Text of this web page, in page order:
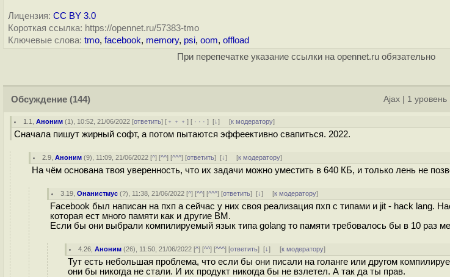
Лицензия: CC BY 3.0
Короткая ссылка: https://opennet.ru/57383-tmo
Ключевые слова: tmo, facebook, memory, psi, oom, offload
При перепечатке указание ссылки на opennet.ru обязательно
Обсуждение (144) Ajax 1 уровень
1.1 ,Аноним (1), 10:52, 21/06/2022 [ответить] [ ﹢﹢﹢] [ · · ·][↓] [к модератору]
Сначала пишут жирный софт, а потом пытаются эффеективно свапиться. 2022.
2.9 ,Аноним (9), 11:09, 21/06/2022 [^] [^^] [^^^] [ответить][↓] [к модератору]
На чём основана твоя уверенность, что их задачи можно уместить в 640 КБ, и только лень не
3.19 ,Онанистмус (?), 11:38, 21/06/2022 [^] [^^] [^^^] [ответить][↓] [к модератору]
Facebook был написан на пхп а сейчас у них своя реализация пхп с типами и jit - hack lang.
которая ест много памяти как и другие ВМ.
Если бы они выбрали компилируемый язык типа golang то памяти требовалось бы в 10 раз
4.26 ,Аноним (26), 11:50, 21/06/2022 [^] [^^] [^^^] [ответить][↓] [к модератору]
Тут есть небольшая проблема, что если бы они писали на голанге или другом
они бы никогда не стали. И их продукт никогда бы не взлетел. А так да ты прав.